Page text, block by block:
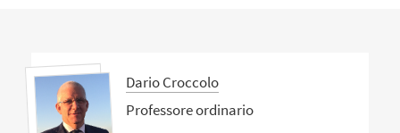
Dario Croccolo
Professore ordinario